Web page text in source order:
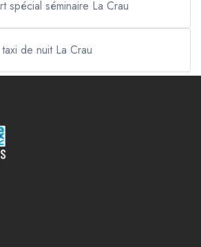
spécial séminaire La Crau
taxi de nuit La Crau